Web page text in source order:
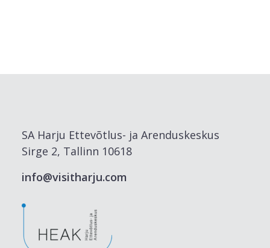
SA Harju Ettevõtlus- ja Arenduskeskus
Sirge 2, Tallinn 10618
info@visitharju.com